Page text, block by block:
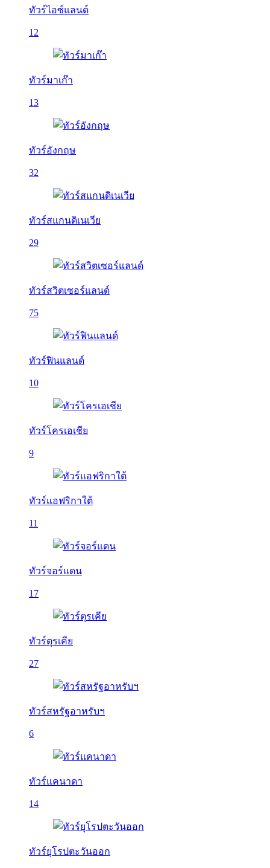
ทัวร์ไอซ์แลนด์
12
ทัวร์มาเก๊า
13
ทัวร์อังกฤษ
32
ทัวร์สแกนดิเนเวีย
29
ทัวร์สวิตเซอร์แลนด์
75
ทัวร์ฟินแลนด์
10
ทัวร์โครเอเชีย
9
ทัวร์แอฟริกาใต้
11
ทัวร์จอร์แดน
17
ทัวร์ตุรเคีย
27
ทัวร์สหรัฐอาหรับฯ
6
ทัวร์แคนาดา
14
ทัวร์ยุโรปตะวันออก